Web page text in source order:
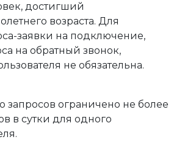
достигший
возраста. Для
заявки на подключение,
на обратный звонок,
не обязательна.
запросов ограничено не более
в сутки для одного